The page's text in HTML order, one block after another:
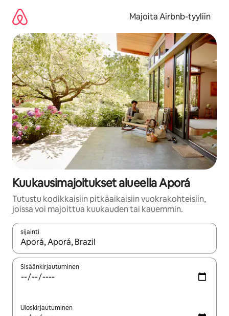
sisältö
väliin
Majoita Airbnb-tyyliin
Kuukausimajoitukset alueella Aporá
Tutustu kodikkaisiin pitkäaikaisiin vuokrakohteisiin,
joissa voi majoittua kuukauden tai kauemmin.
sijainti
Kun tulokset ovat saatavilla, navigoi ylös- ja alas-
Sisäänkirjautuminen
Uloskirjautuminen